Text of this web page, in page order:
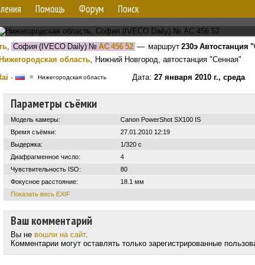
Помощь Форум Поиск
, София (IVECO Daily) № АС 456 52 — маршрут 230э Автостанция
Нижегородская область, Нижний Новгород, автостанция "Сенная"
· Нижегородская областьДата: 27 января 2010 г., среда
Параметры съёмки
Модель камеры:
Canon PowerShot SX100 IS
Время съёмки:
27.01.2010 12:19
Выдержка:
1/320 с
Диафрагменное число:
4
Чувствительность ISO:
80
Фокусное расстояние:
18.1 мм
Показать весь EXIF
Ваш комментарий
Вы не вошли на сайт.
Комментарии могут оставлять только зарегистрированные